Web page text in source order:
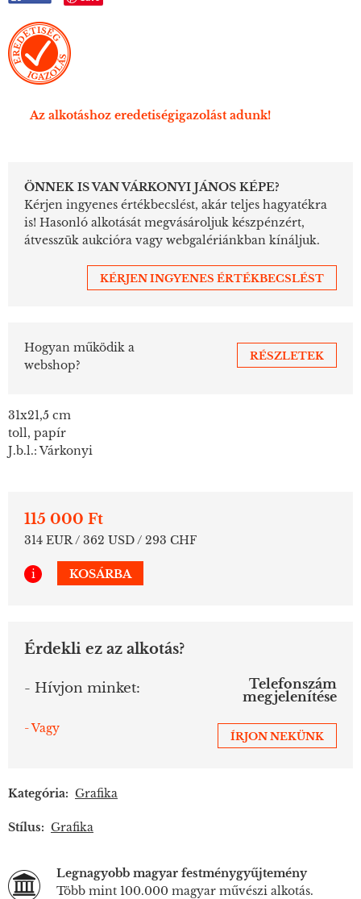
Az alkotáshoz eredetiségigazolást adunk!
ÖNNEK IS VAN VÁRKONYI JÁNOS KÉPE?
Kérjen ingyenes értékbecslést, akár teljes hagyatékra
is! Hasonló alkotását megvásároljuk készpénzért,
átvesszük aukcióra vagy webgalériánkban kínáljuk.
KÉRJEN INGYENES ÉRTÉKBECSLÉST
Hogyan működik a
webshop?
RÉSZLETEK
31x21,5 cm
toll, papír
J.b.l.: Várkonyi
115 000 Ft
314 EUR / 362 USD / 293 CHF
i KOSÁRBA
Érdekli ez az alkotás?
- Hívjon minket:
Telefonszám
megjelenítése
- Vagy
ÍRJON NEKÜNK
Kategória: Grafika
Stílus: Grafika
Legnagyobb magyar festménygyűjtemény
Több mint 100.000 magyar művészi alkotás.